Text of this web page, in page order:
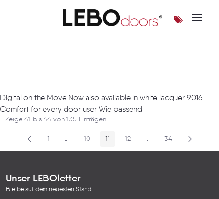
Toggle
Digital on the Move Now also available in white lacquer 9016
Comfort for every door user Wie passend
Zeige 41 bis 44 von 135 Einträgen.
Seite
1 ...Zwischenseiten
Seite
10 Seite
11 Seite
12 ...Zwischenseiten
Seite
34
Unser LEBOletter
Bleibe auf dem neuesten Stand